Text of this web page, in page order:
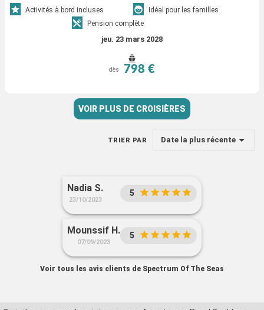
Activités à bord incluses
Idéal pour les familles
Pension complète
jeu. 23 mars 2028
dès 798 €
VOIR PLUS DE CROISIÈRES
TRIER PAR Date la plus récente
Nadia S.
23/10/2023
5
Mounssif H.
07/09/2023
5
Voir tous les avis clients de Spectrum Of The Seas